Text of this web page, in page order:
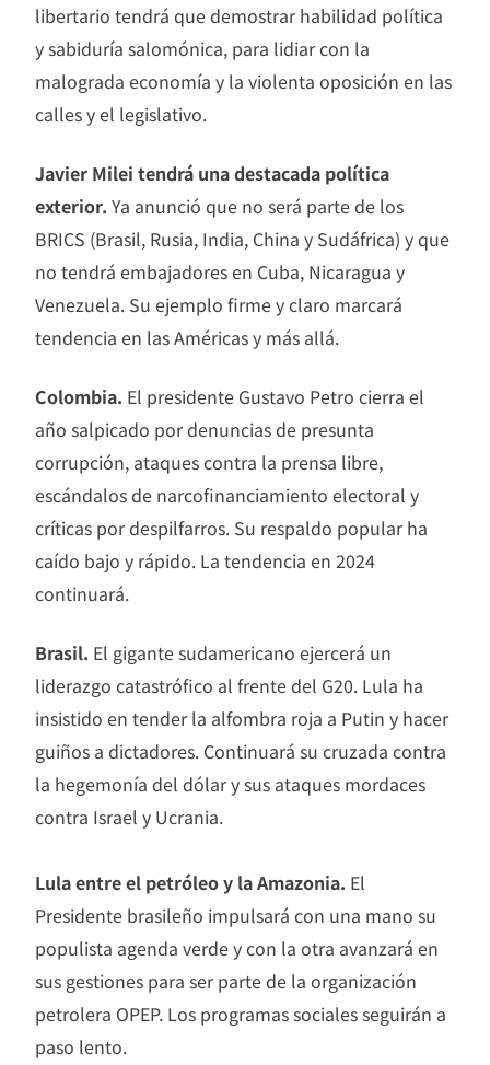
libertario tendrá que demostrar habilidad política
y sabiduría salomónica, para lidiar con la
malograda economía y la violenta oposición en las
calles y el legislativo.
Javier Milei tendrá una destacada política
exterior. Ya anunció que no será parte de los
BRICS (Brasil, Rusia, India, China y Sudáfrica) y que
no tendrá embajadores en Cuba, Nicaragua y
Venezuela. Su ejemplo firme y claro marcará
tendencia en las Américas y más allá.
Colombia. El presidente Gustavo Petro cierra el
año salpicado por denuncias de presunta
corrupción, ataques contra la prensa libre,
escándalos de narcofinanciamiento electoral y
críticas por despilfarros. Su respaldo popular ha
caído bajo y rápido. La tendencia en 2024
continuará.
Brasil. El gigante sudamericano ejercerá un
liderazgo catastrófico al frente del G20. Lula ha
insistido en tender la alfombra roja a Putin y hacer
guiños a dictadores. Continuará su cruzada contra
la hegemonía del dólar y sus ataques mordaces
contra Israel y Ucrania.
Lula entre el petróleo y la Amazonia. El
Presidente brasileño impulsará con una mano su
populista agenda verde y con la otra avanzará en
sus gestiones para ser parte de la organización
petrolera OPEP. Los programas sociales seguirán a
paso lento.